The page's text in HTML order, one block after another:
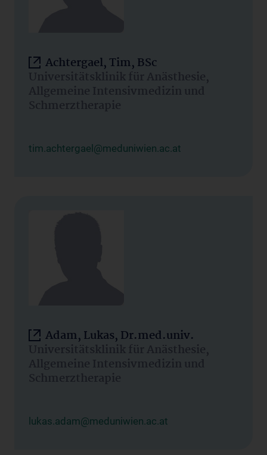
Achtergael, Tim, BSc
Universitätsklinik für Anästhesie,
Allgemeine Intensivmedizin und
Schmerztherapie
tim.achtergael@meduniwien.ac.at
Adam, Lukas, Dr.med.univ.
Universitätsklinik für Anästhesie,
Allgemeine Intensivmedizin und
Schmerztherapie
lukas.adam@meduniwien.ac.at